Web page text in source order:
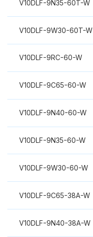
V10DLF-9N35-60T-W
V10DLF-9W30-60T-W
V10DLF-9RC-60-W
V10DLF-9C65-60-W
V10DLF-9N40-60-W
V10DLF-9N35-60-W
V10DLF-9W30-60-W
V10DLF-9C65-38A-W
V10DLF-9N40-38A-W